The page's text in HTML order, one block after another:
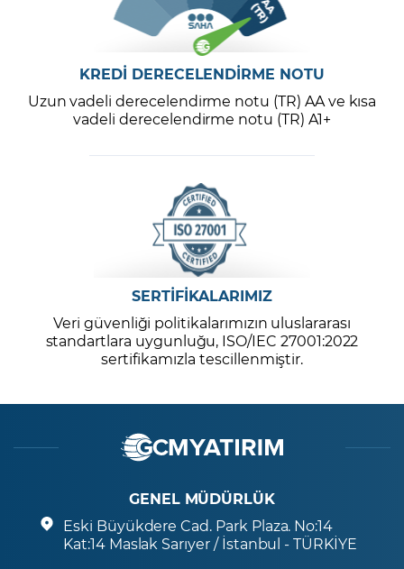
KREDİ DERECELENDİRME NOTU
Uzun vadeli derecelendirme notu (TR) AA ve kısa
vadeli derecelendirme notu (TR) A1+
SERTİFİKALARIMIZ
Veri güvenliği politikalarımızın uluslararası
standartlara uygunluğu, ISO/IEC 27001:2022
sertifikamızla tescillenmiştir.
GENEL MÜDÜRLÜK
Eski Büyükdere Cad. Park Plaza. No:14
Kat:14 Maslak Sarıyer / İstanbul - TÜRKİYE